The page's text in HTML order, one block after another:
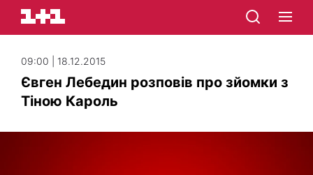
09:00 | 18.12.2015
Євген Лебедин розповів про зйомки з
Тіною Кароль